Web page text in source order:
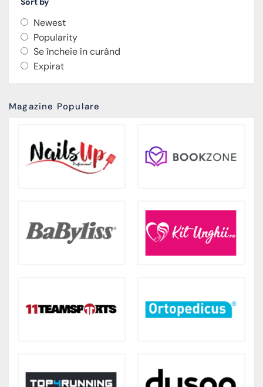
Newest
Popularity
Se încheie în curând
Expirat
Magazine Populare